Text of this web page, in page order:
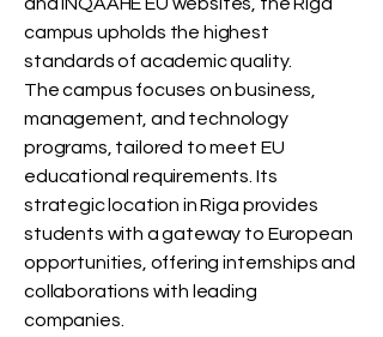
campus upholds the highest
standards of academic quality.
The campus focuses on business,
management, and technology
programs, tailored to meet EU
educational requirements. Its
strategic location in Riga provides
students with a gateway to European
opportunities, offering internships and
collaborations with leading
companies.